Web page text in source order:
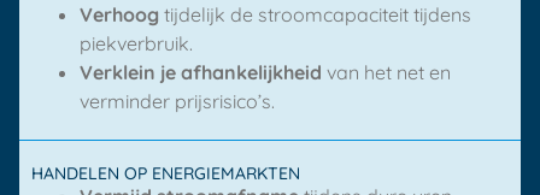
Verhoog tijdelijk de stroomcapaciteit tijdens
piekverbruik.
Verklein je afhankelijkheid van het net en
verminder prijsrisico’s.
HANDELEN OP ENERGIEMARKTEN